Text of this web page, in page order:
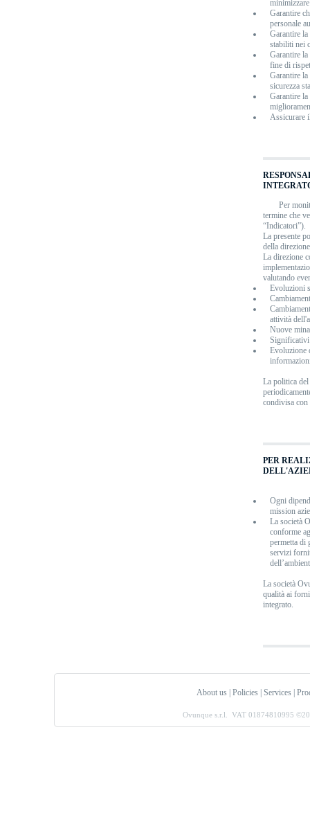
Garantire
personale
Garantire
stabiliti nei
Garantire
fine di
Garantire
sicurezza
Garantire
Assicurare
Per
termine che
“Indicatori”).
La presente
della
La direzione
valutando
Evoluzioni
attività
Nuove
Significativi
Evoluzione
La politica del
condivisa
PER
Ogni
mission
La società
conforme
permetta di
servizi
La società
qualità ai
integrato.
About us Policies Services
Ovunque s.r.l. VAT 01874810995